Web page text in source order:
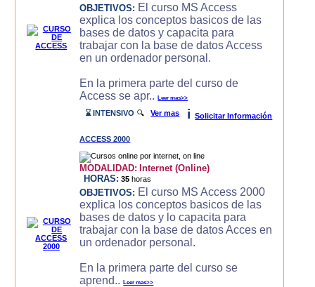
OBJETIVOS: El curso MS Access
explica los conceptos basicos de las
bases de datos y capacita para
trabajar con la base de datos Access
en un ordenador personal.
En la primera parte del curso de
Access se apr..Leer mas>>
⌛ INTENSIVO 🔍Ver mas i Solicitar Información
ACCESS 2000
MODALIDAD: Internet (Online)
HORAS: 35 horas
OBJETIVOS: El curso MS Access 2000
explica los conceptos basicos de las
bases de datos y lo capacita para
trabajar con la base de datos Acces en
un ordenador personal.
En la primera parte del curso se
aprend..Leer mas>>